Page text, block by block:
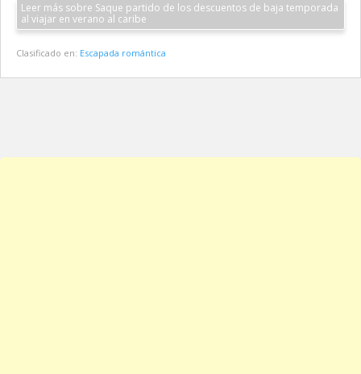
Leer más sobre Saque partido de los descuentos de baja temporada
al viajar en verano al caribe
Clasificado en: Escapada romántica